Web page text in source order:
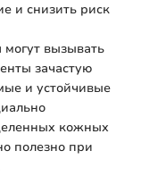
и снизить риск
могут вызывать
зачастую
и устойчивые
кожных
полезно при